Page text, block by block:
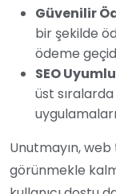
Güvenilir
bir şekilde
ödeme
SEO
üst sıralarda
Unutmayın, web
görünmekle